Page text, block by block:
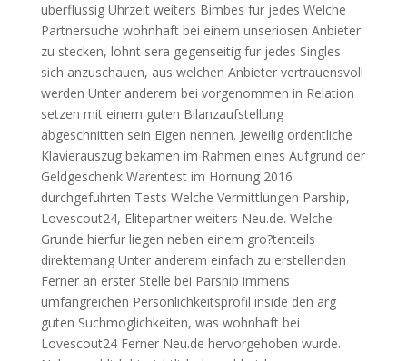
uberflussig Uhrzeit weiters Bimbes fur jedes Welche
Partnersuche wohnhaft bei einem unseriosen Anbieter
zu stecken, lohnt sera gegenseitig fur jedes Singles
sich anzuschauen, aus welchen Anbieter vertrauensvoll
werden Unter anderem bei vorgenommen in Relation
setzen mit einem guten Bilanzaufstellung
abgeschnitten sein Eigen nennen. Jeweilig ordentliche
Klavierauszug bekamen im Rahmen eines Aufgrund der
Geldgeschenk Warentest im Hornung 2016
durchgefuhrten Tests Welche Vermittlungen Parship,
Lovescout24, Elitepartner weiters Neu.de. Welche
Grunde hierfur liegen neben einem gro?tenteils
direktemang Unter anderem einfach zu erstellenden
Ferner an erster Stelle bei Parship immens
umfangreichen Personlichkeitsprofil inside den arg
guten Suchmoglichkeiten, was wohnhaft bei
Lovescout24 Ferner Neu.de hervorgehoben wurde.